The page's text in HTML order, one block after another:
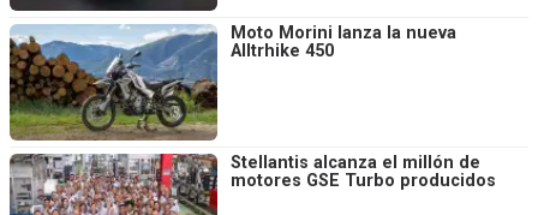
Moto Morini lanza la nueva
Alltrhike 450
Stellantis alcanza el millón de
motores GSE Turbo producidos